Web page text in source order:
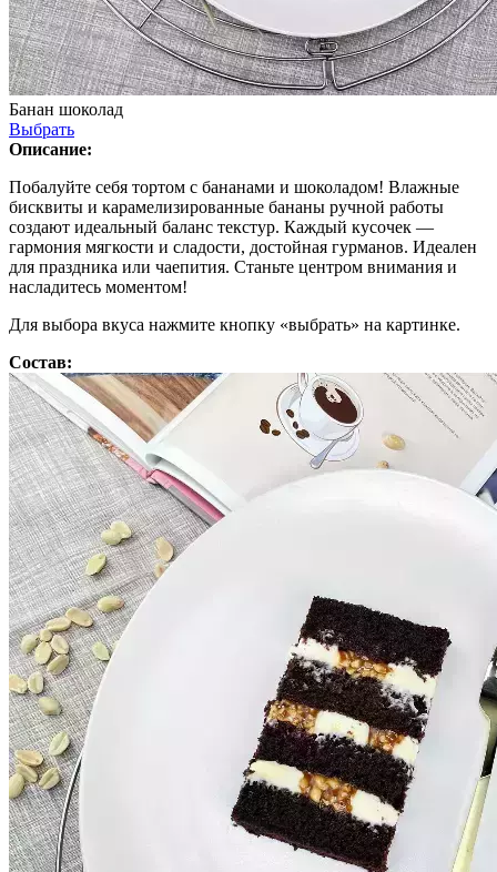
Банан шоколад
Выбрать
Описание:
Побалуйте себя тортом с бананами и шоколадом! Влажные
бисквиты и карамелизированные бананы ручной работы
создают идеальный баланс текстур. Каждый кусочек —
гармония мягкости и сладости, достойная гурманов. Идеален
для праздника или чаепития. Станьте центром внимания и
насладитесь моментом!
Для выбора вкуса нажмите кнопку «выбрать» на картинке.
Состав: